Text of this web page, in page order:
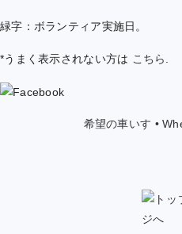
緑字：ボランティア実施日。
*うまく表示されない方は こちら.
希望の車いす •